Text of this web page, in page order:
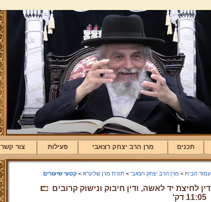
תכנים מרן הרב יצחק רצאבי פעילות צור קשר
עמוד הבית > מרן הרב יצחק רצאבי > תורת מרן שליט"א >קטעי שיעורים
דין לחיצת יד לאשה, ודין חיבוק ונישוק קרובים
11:05 דק'